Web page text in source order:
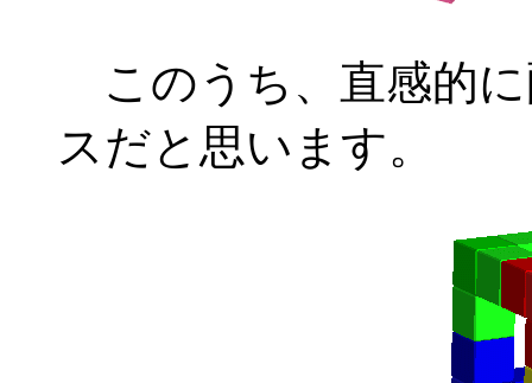
このうち、直感的
スだと思います。